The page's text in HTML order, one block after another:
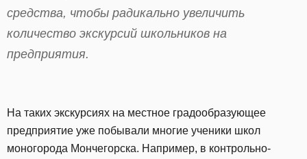
средства, чтобы радикально увеличить
количество экскурсий школьников на
предприятия.
На таких экскурсиях на местное градообразующее
предприятие уже побывали многие ученики школ
моногорода Мончегорска. Например, в контрольно-